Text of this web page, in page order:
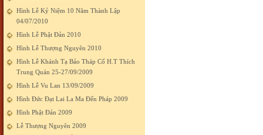
Hình Lễ Kỷ Niệm 10 Năm Thành Lập
04/07/2010
Hình Lễ Phật Đản 2010
Hình Lễ Thượng Nguyên 2010
Hình Lễ Khánh Tạ Bảo Tháp Cố H.T Thích
Trung Quán 25-27/09/2009
Hình Lễ Vu Lan 13/09/2009
Hình Đức Đạt Lai La Ma Đến Pháp 2009
Hình Phật Đản 2009
Lễ Thượng Nguyên 2009